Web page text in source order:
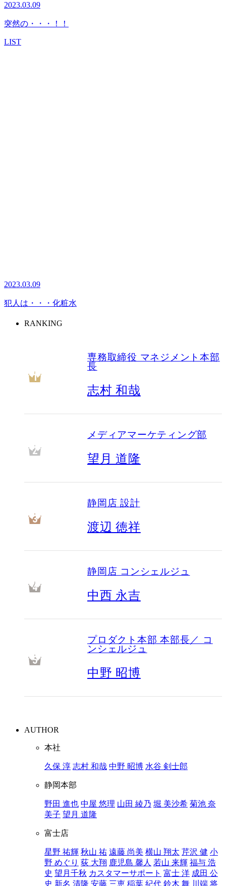
2023.03.09
突然の・・・！！
LIST
2023.03.09
犯人は・・・化粧水
RANKING
1
専務取締役 マネジメント本部
長
志村 和哉
2
メディアマーケティング部
望月 道隆
3
静岡店 設計
渡辺 徳祥
4
静岡店 コンシェルジュ
中西 永吉
5
プロダクト本部 本部長／ コ
ンシェルジュ
中野 昭博
AUTHOR
本社
久保 淳 志村 和哉 中野 昭博 水谷 剣士郎
静岡本部
野田 進也 中屋 悠理 山田 綾乃 堀 美沙希 菊池 奈
美子 望月 道隆
富士店
星野 祐輝 秋山 祐 遠藤 尚美 横山 翔太 芹沢 健 小
野 めぐり 荻 大翔 鹿児島 馨人 若山 来輝 福与 浩
史 望月千秋 カスタマーサポート 富士 洋 成田 公
史 新名 清隆 安藤 三恵 稲葉 紀代 鈴木 舞 川端 将